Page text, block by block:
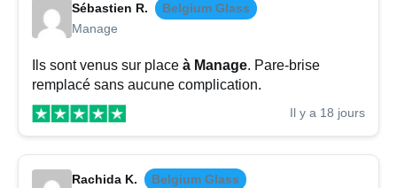
Sébastien R.
Belgium Glass
Manage
Ils sont venus sur place à Manage. Pare-brise
remplacé sans aucune complication.
Il y a 18 jours
Rachida K.
Belgium Glass